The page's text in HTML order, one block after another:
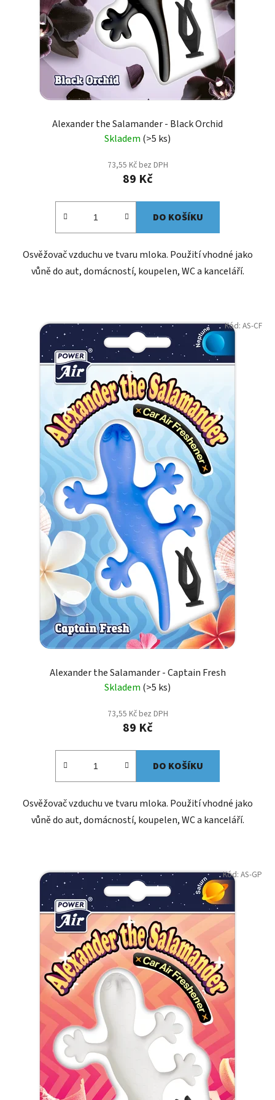
Alexander the Salamander - Black Orchid
Skladem (>5 ks)
73,55 Kč bez DPH
89 Kč
DO KOŠÍKU
Osvěžovač vzduchu ve tvaru mloka. Použití vhodné jako
vůně do aut, domácností, koupelen, WC a kanceláří.
Alexander the Salamander - Captain Fresh
Skladem (>5 ks)
73,55 Kč bez DPH
89 Kč
DO KOŠÍKU
Osvěžovač vzduchu ve tvaru mloka. Použití vhodné jako
vůně do aut, domácností, koupelen, WC a kanceláří.
Kód: AS-CF
Kód: AS-GP